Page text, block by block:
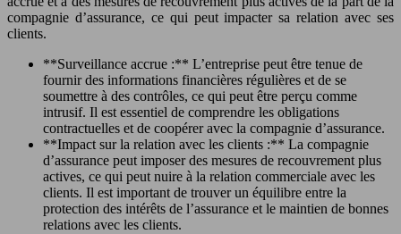
compagnie d’assurance, ce qui peut impacter sa relation avec ses
clients.
**Surveillance accrue :** L’entreprise peut être tenue de
fournir des informations financières régulières et de se
soumettre à des contrôles, ce qui peut être perçu comme
intrusif. Il est essentiel de comprendre les obligations
contractuelles et de coopérer avec la compagnie d’assurance.
**Impact sur la relation avec les clients :** La compagnie
d’assurance peut imposer des mesures de recouvrement plus
actives, ce qui peut nuire à la relation commerciale avec les
clients. Il est important de trouver un équilibre entre la
protection des intérêts de l’assurance et le maintien de bonnes
relations avec les clients.